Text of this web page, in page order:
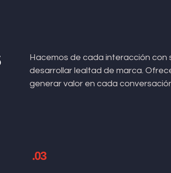
Hacemos de cada interacción con
desarrollar lealtad de marca.
generar valor en cada
.03